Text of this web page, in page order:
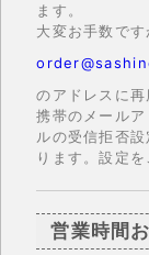
ます。
大変お手数です
のアドレスに再
携帯のメール
ルの受信拒否
ります。設定を
営業時間